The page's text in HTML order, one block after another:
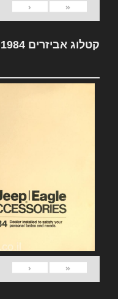
«
‹
קטלוג אביזרים Jeep 1984
«
‹